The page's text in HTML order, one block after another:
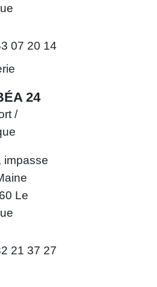
07 20 14
24
/
impasse
Le
21 37 27